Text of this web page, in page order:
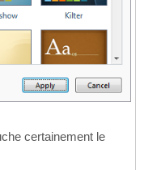
certainement le